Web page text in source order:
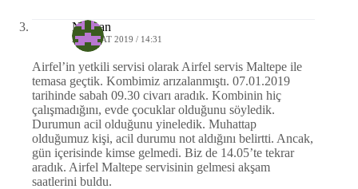
Nevcan
25 ŞUBAT 2019 / 14:31
Airfel’in yetkili servisi olarak Airfel servis Maltepe ile
temasa geçtik. Kombimiz arızalanmıştı. 07.01.2019
tarihinde sabah 09.30 civarı aradık. Kombinin hiç
çalışmadığını, evde çocuklar olduğunu söyledik.
Durumun acil olduğunu yineledik. Muhattap
olduğumuz kişi, acil durumu not aldığını belirtti. Ancak,
gün içerisinde kimse gelmedi. Biz de 14.05’te tekrar
aradık. Airfel Maltepe servisinin gelmesi akşam
saatlerini buldu.